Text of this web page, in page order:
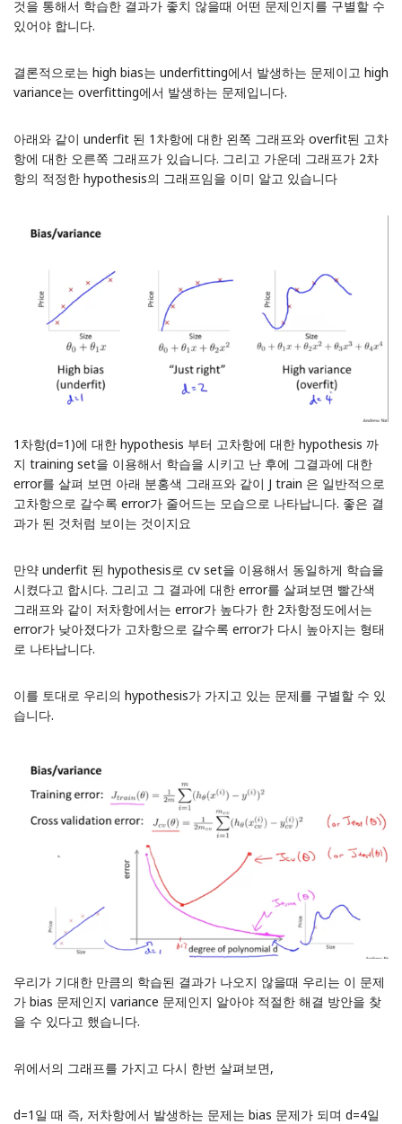
것을 통해서 학습한 결과가 좋치 않을때 어떤 문제인지를 구별할 수
있어야 합니다.
결론적으로는 high bias는 underfitting에서 발생하는 문제이고 high
variance는 overfitting에서 발생하는 문제입니다.
아래와 같이 underfit 된 1차항에 대한 왼쪽 그래프와 overfit된 고차
항에 대한 오른쪽 그래프가 있습니다. 그리고 가운데 그래프가 2차
항의 적정한 hypothesis의 그래프임을 이미 알고 있습니다
1차항(d=1)에 대한 hypothesis 부터 고차항에 대한 hypothesis 까
지 training set을 이용해서 학습을 시키고 난 후에 그결과에 대한
error를 살펴 보면 아래 분홍색 그래프와 같이 J train 은 일반적으로
고차항으로 갈수록 error가 줄어드는 모습으로 나타납니다. 좋은 결
과가 된 것처럼 보이는 것이지요
만약 underfit 된 hypothesis로 cv set을 이용해서 동일하게 학습을
시켰다고 합시다. 그리고 그 결과에 대한 error를 살펴보면 빨간색
그래프와 같이 저차항에서는 error가 높다가 한 2차항정도에서는
error가 낮아졌다가 고차항으로 갈수록 error가 다시 높아지는 형태
로 나타납니다.
이를 토대로 우리의 hypothesis가 가지고 있는 문제를 구별할 수 있
습니다.
우리가 기대한 만큼의 학습된 결과가 나오지 않을때 우리는 이 문제
가 bias 문제인지 variance 문제인지 알아야 적절한 해결 방안을 찾
을 수 있다고 했습니다.
위에서의 그래프를 가지고 다시 한번 살펴보면,
d=1일 때 즉, 저차항에서 발생하는 문제는 bias 문제가 되며 d=4일